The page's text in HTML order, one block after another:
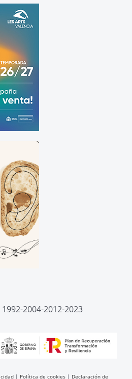
2004-2012-2023
| Política de cookies| Declaración de